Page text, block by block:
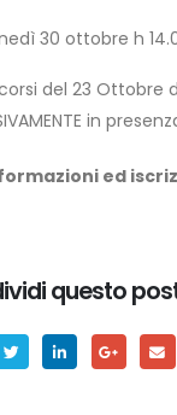
30 ottobre h
del 23 Ottobre
in
ed
questo